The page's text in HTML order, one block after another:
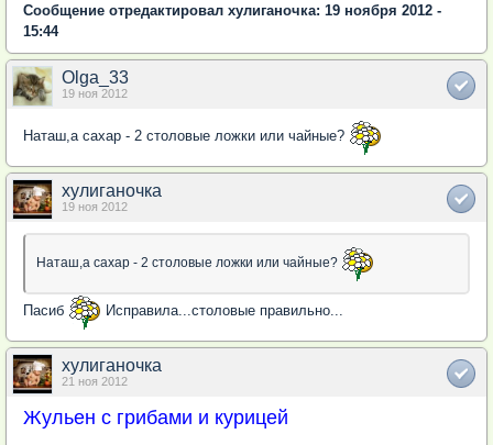
Сообщение отредактировал хулиганочка: 19 ноября 2012 -
15:44
Olga_33
19 ноя 2012
Наташ,а сахар - 2 столовые ложки или чайные?
хулиганочка
19 ноя 2012
Наташ,а сахар - 2 столовые ложки или чайные?
Пасиб Исправила...столовые правильно...
хулиганочка
21 ноя 2012
Жульен с грибами и курицей